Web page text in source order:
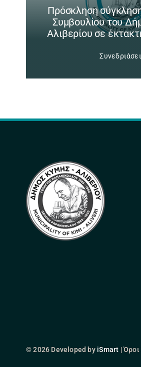
Πρόσκληση
Συμβουλίου του
Αλιβερίου σε
© 2026 Developed by iSmart |